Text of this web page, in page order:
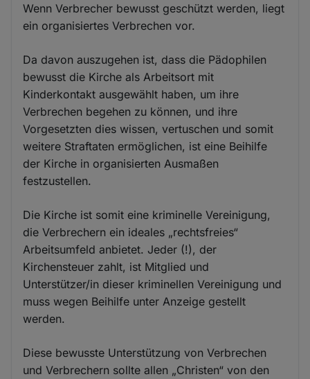
Wenn Verbrecher bewusst geschützt werden, liegt
ein organisiertes Verbrechen vor.
Da davon auszugehen ist, dass die Pädophilen
bewusst die Kirche als Arbeitsort mit
Kinderkontakt ausgewählt haben, um ihre
Verbrechen begehen zu können, und ihre
Vorgesetzten dies wissen, vertuschen und somit
weitere Straftaten ermöglichen, ist eine Beihilfe
der Kirche in organisierten Ausmaßen
festzustellen.
Die Kirche ist somit eine kriminelle Vereinigung,
die Verbrechern ein ideales „rechtsfreies“
Arbeitsumfeld anbietet. Jeder (!), der
Kirchensteuer zahlt, ist Mitglied und
Unterstützer/in dieser kriminellen Vereinigung und
muss wegen Beihilfe unter Anzeige gestellt
werden.
Diese bewusste Unterstützung von Verbrechen
und Verbrechern sollte allen „Christen“ von den